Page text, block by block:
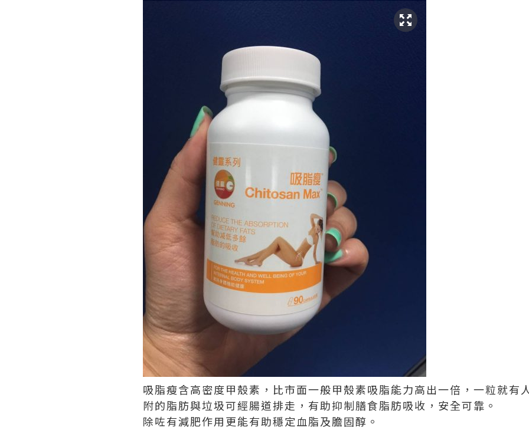
吸脂瘦含高密度甲殼素，比市面一般甲殼素吸脂能力高出一倍，一粒就有
附的脂肪與垃圾可經腸道排走，有助抑制膳食脂肪吸收，安全可靠。
除咗有減肥作用更能有助穩定血脂及膽固醇。